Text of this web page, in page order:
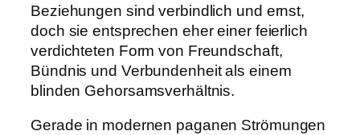
Beziehungen sind verbindlich und ernst,
doch sie entsprechen eher einer feierlich
verdichteten Form von Freundschaft,
Bündnis und Verbundenheit als einem
blinden Gehorsamsverhältnis.
Gerade in modernen paganen Strömungen